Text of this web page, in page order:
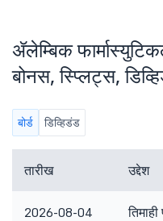
ॲलेम्बिक
बोनस, स्प्लिट्स,
बोर्ड डिव्हिडंड
तारीख उद्देश
2026-08-04